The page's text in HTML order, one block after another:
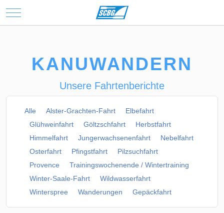
Mobile Menu Toggle
KANUWANDERN
Unsere Fahrtenberichte
Alle Alster-Grachten-Fahrt
Elbefahrt
Glühweinfahrt
Göltzschfahrt
Herbstfahrt
Himmelfahrt
Jungerwachsenenfahrt
Nebelfahrt
Osterfahrt
Pfingstfahrt
Pilzsuchfahrt
Provence
Trainingswochenende / Wintertraining
Winter-Saale-Fahrt
Wildwasserfahrt
Winterspree
Wanderungen Gepäckfahrt